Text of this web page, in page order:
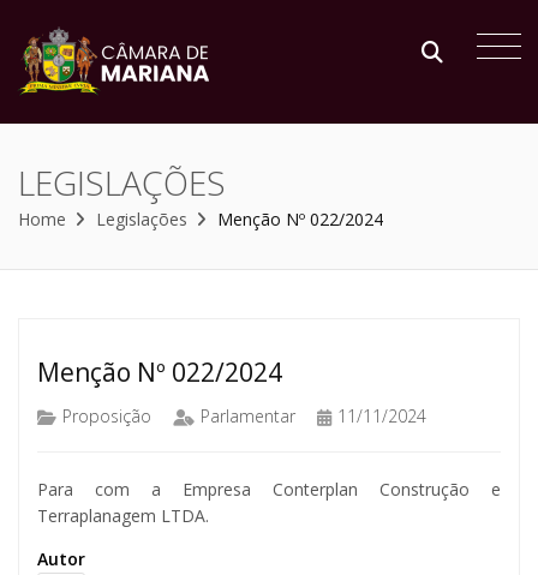
LEGISLAÇÕES
Home Legislações Menção Nº 022/2024
Menção Nº 022/2024
Proposição Parlamentar 11/11/2024
Para com a Empresa Conterplan Construção e
Terraplanagem LTDA.
Autor